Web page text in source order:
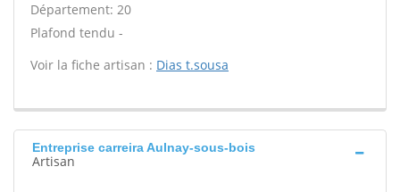
Département: 20
Plafond tendu -
Voir la fiche artisan : Dias t.sousa
Entreprise carreira Aulnay-sous-bois
Artisan